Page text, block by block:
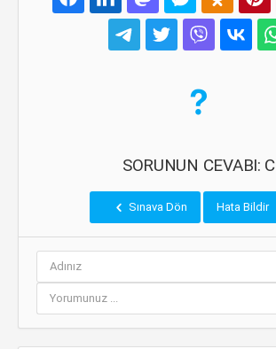
SORUNUN CEVABI: C
Sınava Dön Hata Bildir